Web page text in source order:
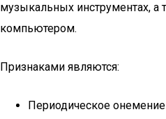
музыкальных инструментах, а
компьютером.
Признаками являются:
Периодическое онемение